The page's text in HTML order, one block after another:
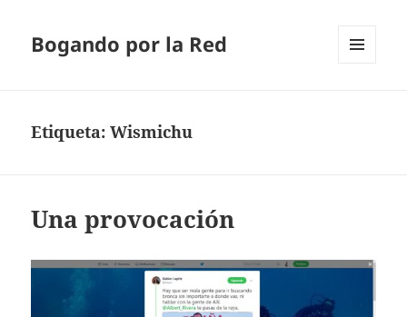
Bogando por la Red
Etiqueta:Wismichu
Una provocación